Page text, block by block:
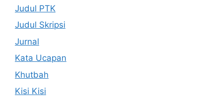
Judul PTK
Judul Skripsi
Jurnal
Kata Ucapan
Khutbah
Kisi Kisi